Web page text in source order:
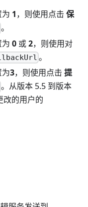
1，则使用点击保
。
为0 或2，则使用对
。
为3，则使用点击提
。从版本 5.5 到版本
改的用户的